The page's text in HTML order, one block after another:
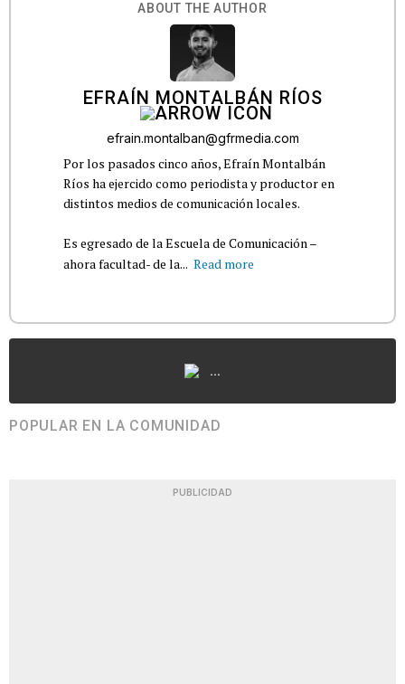
ABOUT THE AUTHOR
EFRAÍN MONTALBÁN RÍOS
efrain.montalban@gfrmedia.com
Por los pasados cinco años, Efraín Montalbán
Ríos ha ejercido como periodista y productor en
distintos medios de comunicación locales.
Es egresado de la Escuela de Comunicación –
ahora facultad- de la... Read more
...
POPULAR EN LA COMUNIDAD
PUBLICIDAD